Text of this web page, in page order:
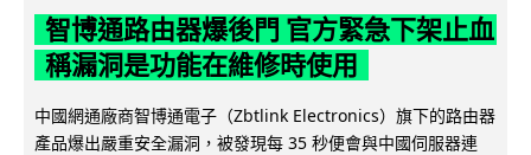
智博通路由器爆後門 官方緊急下架止血
稱漏洞是功能在維修時使用
中國網通廠商智博通電子（Zbtlink Electronics）旗下的路由器
產品爆出嚴重安全漏洞，被發現每 35 秒便會與中國伺服器連